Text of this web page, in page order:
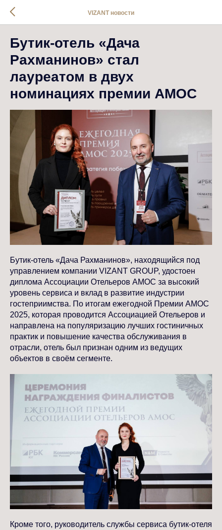
VIZANT новости
Бутик-отель «Дача
Рахманинов» стал
лауреатом в двух
номинациях премии АМОС
Бутик-отель «Дача Рахманинов», находящийся под
управлением компании VIZANT GROUP, удостоен
диплома Ассоциации Отельеров АМОС за высокий
уровень сервиса и вклад в развитие индустрии
гостеприимства. По итогам ежегодной Премии АМОС
2025, которая проводится Ассоциацией Отельеров и
направлена на популяризацию лучших гостиничных
практик и повышение качества обслуживания в
отрасли, отель был признан одним из ведущих
объектов в своём сегменте.
Кроме того, руководитель службы сервиса бутик-отеля